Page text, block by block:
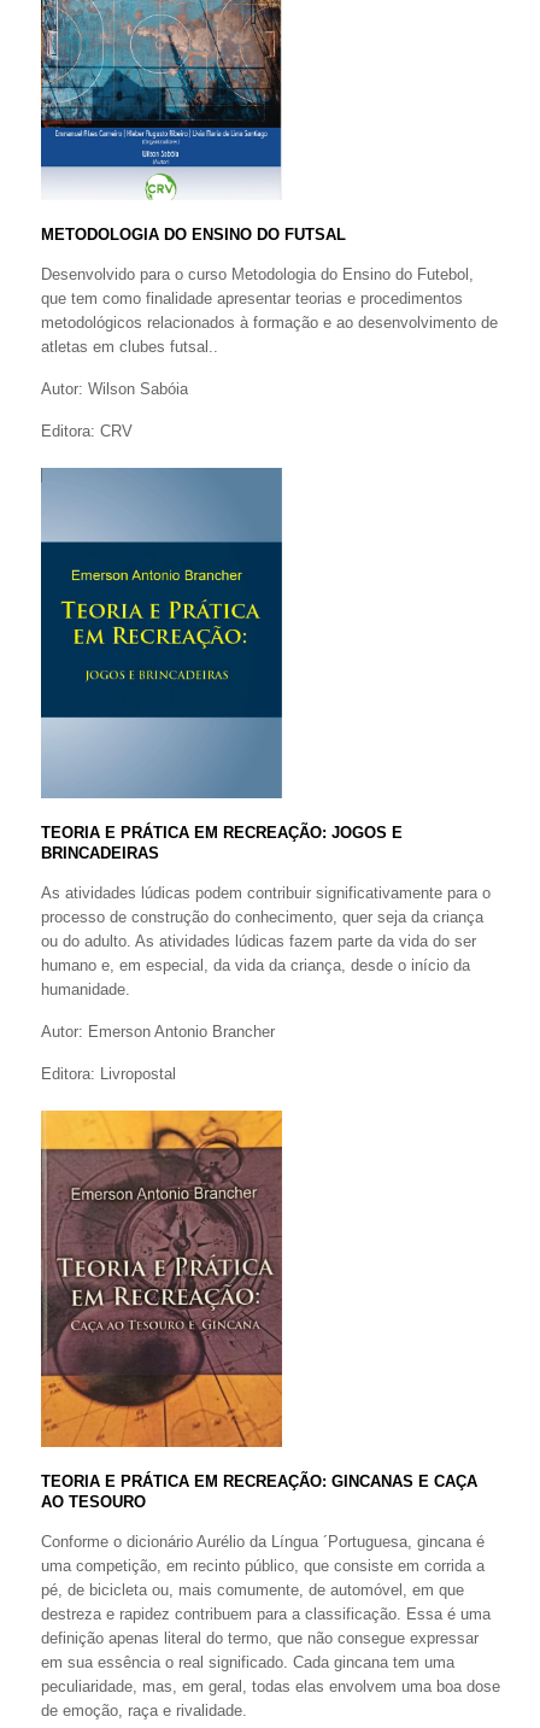
METODOLOGIA DO ENSINO DO FUTSAL
Desenvolvido para o curso Metodologia do Ensino do Futebol,
que tem como finalidade apresentar teorias e procedimentos
metodológicos relacionados à formação e ao desenvolvimento de
atletas em clubes futsal..
Autor: Wilson Sabóia
Editora: CRV
TEORIA E PRÁTICA EM RECREAÇÃO: JOGOS E
BRINCADEIRAS
As atividades lúdicas podem contribuir significativamente para o
processo de construção do conhecimento, quer seja da criança
ou do adulto. As atividades lúdicas fazem parte da vida do ser
humano e, em especial, da vida da criança, desde o início da
humanidade.
Autor: Emerson Antonio Brancher
Editora: Livropostal
TEORIA E PRÁTICA EM RECREAÇÃO: GINCANAS E CAÇA
AO TESOURO
Conforme o dicionário Aurélio da Língua ´Portuguesa, gincana é
uma competição, em recinto público, que consiste em corrida a
pé, de bicicleta ou, mais comumente, de automóvel, em que
destreza e rapidez contribuem para a classificação. Essa é uma
definição apenas literal do termo, que não consegue expressar
em sua essência o real significado. Cada gincana tem uma
peculiaridade, mas, em geral, todas elas envolvem uma boa dose
de emoção, raça e rivalidade.